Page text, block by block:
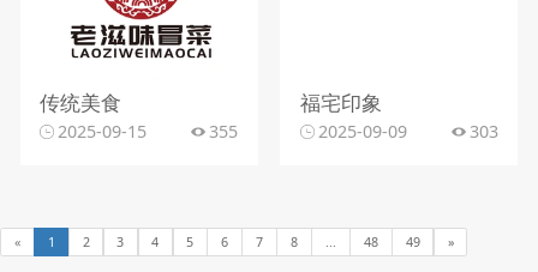
传统美食
2025-09-15 355
福宅印象
2025-09-09 303
« 1 2 3 4 5 6 7 8 48 49 »